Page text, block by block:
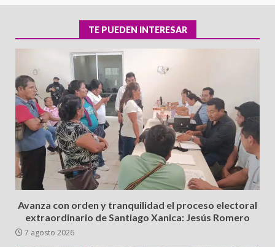
TE PUEDEN INTERESAR
Avanza con orden y tranquilidad el proceso electoral
extraordinario de Santiago Xanica: Jesús Romero
7 agosto 2026